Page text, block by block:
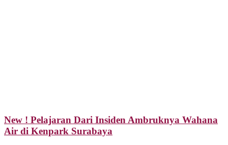
New ! Pelajaran Dari Insiden Ambruknya Wahana
Air di Kenpark Surabaya